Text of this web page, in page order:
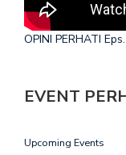
OPINI PERHATI
EVENT
Upcoming Events